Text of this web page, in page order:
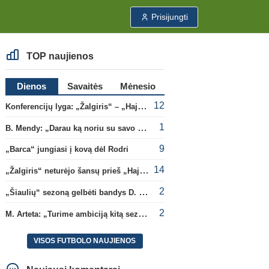
Prisijungti
TOP naujienos
Dienos Savaitės
Mėnesio
Konferencijų lyga: „Žalgiris“ – „Hajduk“ (rungtynės tiesiogiai)
12
B. Mendy: „Darau ką noriu su savo pasaulio čempionato titulu“ 1
„Barca“ jungiasi į kovą dėl Rodri 9
„Žalgiris“ neturėjo šansų prieš „Hajduk“ 14
„Šiaulių“ sezoną gelbėti bandys D. Lastauskas 2
M. Arteta: „Turime ambiciją kitą sezoną kovoti dėl visų titulų“ 2
VISOS FUTBOLO NAUJIENOS